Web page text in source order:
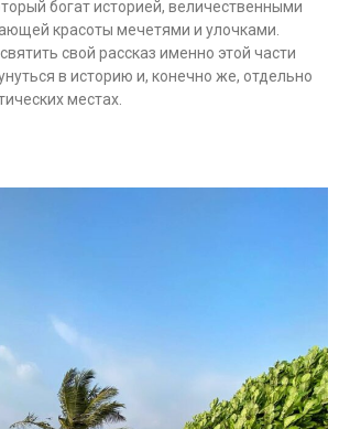
богат историей, величественными
красоты мечетями и улочками.
свой рассказ именно этой части
в историю и, конечно же, отдельно
местах.